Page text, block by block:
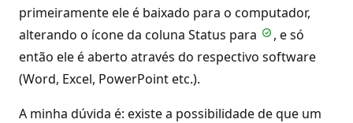
primeiramente ele é baixado para o computador,
alterando o ícone da coluna Status para
, e só
então ele é aberto através do respectivo software
(Word, Excel, PowerPoint etc.).
A minha dúvida é: existe a possibilidade de que um